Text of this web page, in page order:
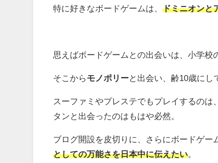
特に好きなボードゲームは、ドミニオンと
思えばボードゲームとの出会いは、小学校
そこからモノポリーと出会い、齢10歳にし
スーファミやプレステでもプレイするのは
タンと出会ったのはもはや必然。
ブログ開設を皮切りに、さらにボードゲー
としての万能さを日本中に伝えたい